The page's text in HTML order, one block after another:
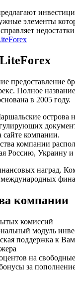
элементы
предоставление
Полное
в 2005 году.
острова
сайте компании.
компании
Россию, Украину и
наград.
международных
компании
комиссий
модуль
поддержка к
на свободные
за